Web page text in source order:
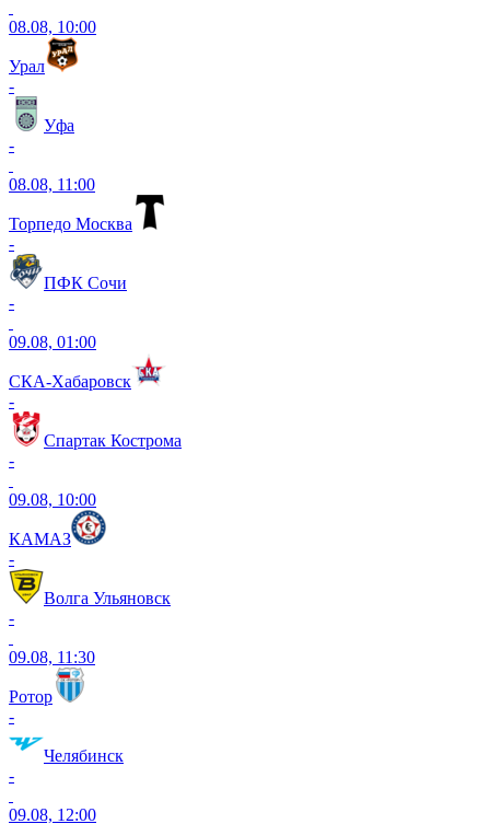
08.08, 10:00
Урал
-
Уфа
-
08.08, 11:00
Торпедо Москва
-
ПФК Сочи
-
09.08, 01:00
СКА-Хабаровск
-
Спартак Кострома
-
09.08, 10:00
КАМАЗ
-
Волга Ульяновск
-
09.08, 11:30
Ротор
-
Челябинск
-
09.08, 12:00